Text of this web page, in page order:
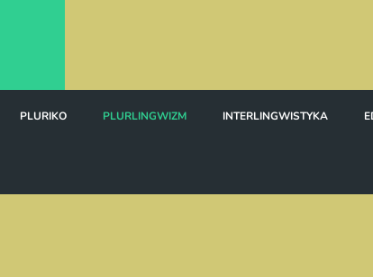
PLURIKO PLURLINGWIZM INTERLINGWISTYKA